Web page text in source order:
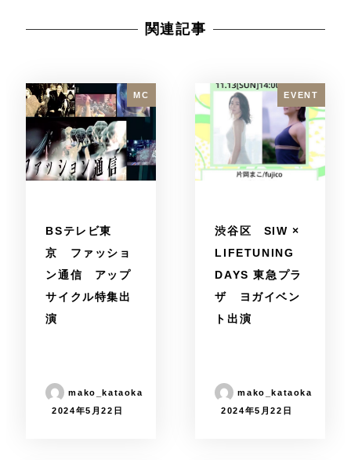
関連記事
MC
BSテレビ東
京 ファッショ
ン通信 アップ
サイクル特集出
演
mako_kataoka
2024年5月22日
EVENT
渋谷区 SIW ×
LIFETUNING
DAYS 東急プラ
ザ ヨガイベン
ト出演
mako_kataoka
2024年5月22日